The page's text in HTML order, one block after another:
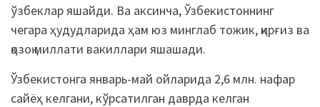
ўзбеклар яшайди. Ва аксинча, Ўзбекистоннинг
чегара ҳудудларида ҳам юз минглаб тожик, қирғиз ва
қозоқ миллати вакиллари яшашади.
Ўзбекистонга январь-май ойларида 2,6 млн. нафар
сайёҳ келгани, кўрсатилган даврда келган